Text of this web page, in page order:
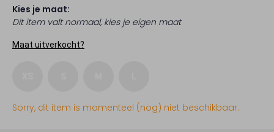
Kies je maat:
Dit item valt normaal, kies je eigen maat
Maat uitverkocht?
Sorry, dit item is momenteel (nog) niet beschikbaar.